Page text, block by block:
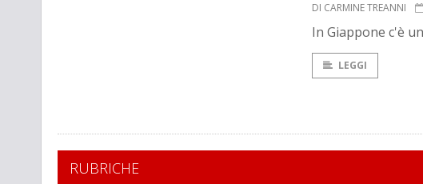
DI CARMINE TREANNI
In Giappone c'è
LEGGI
RUBRICHE